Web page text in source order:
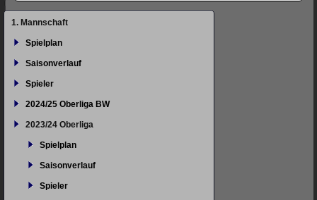
Navigation
1. Mannschaft
Spielplan
Saisonverlauf
Spieler
2024/25 Oberliga BW
2023/24 Oberliga
Spielplan
Saisonverlauf
Spieler